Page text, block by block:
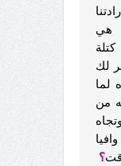
هي
لك
لما
من
؟